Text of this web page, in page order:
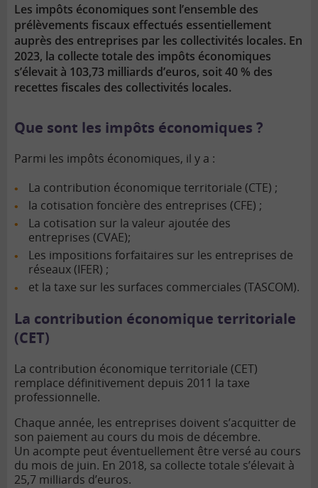
Les impôts économiques sont l’ensemble des
prélèvements fiscaux effectués essentiellement
auprès des entreprises par les collectivités locales. En
2023, la collecte totale des impôts économiques
s’élevait à 103,73 milliards d’euros, soit 40 % des
recettes fiscales des collectivités locales.
Que sont les impôts économiques ?
Parmi les impôts économiques, il y a :
La contribution économique territoriale (CTE) ;
la cotisation foncière des entreprises (CFE) ;
La cotisation sur la valeur ajoutée des
entreprises (CVAE);
Les impositions forfaitaires sur les entreprises de
réseaux (IFER) ;
et la taxe sur les surfaces commerciales (TASCOM).
La contribution économique territoriale
(CET)
La contribution économique territoriale (CET)
remplace définitivement depuis 2011 la taxe
professionnelle.
Chaque année, les entreprises doivent s’acquitter de
son paiement au cours du mois de décembre.
Un acompte peut éventuellement être versé au cours
du mois de juin. En 2018, sa collecte totale s’élevait à
25,7 milliards d’euros.